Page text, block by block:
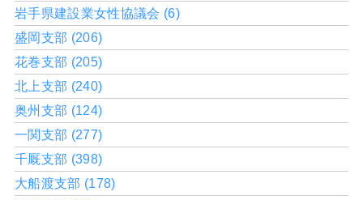
岩手県建設業女性協議会 (6)
盛岡支部 (206)
花巻支部 (205)
北上支部 (240)
奥州支部 (124)
一関支部 (277)
千厩支部 (398)
大船渡支部 (178)